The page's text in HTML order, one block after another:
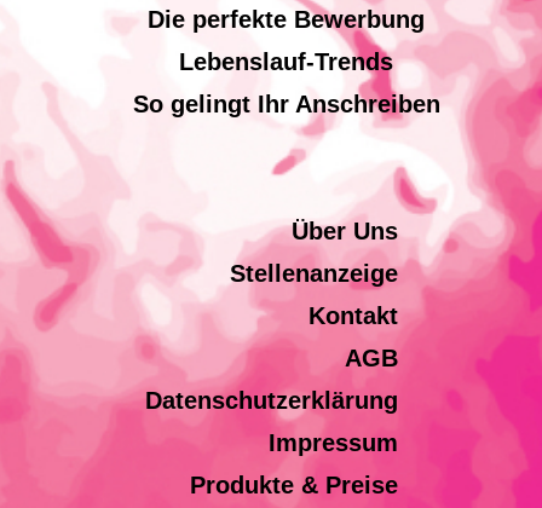
Die perfekte Bewerbung
Lebenslauf-Trends
So gelingt Ihr Anschreiben
Über Uns
Stellenanzeige
Kontakt
AGB
Datenschutzerklärung
Impressum
Produkte & Preise